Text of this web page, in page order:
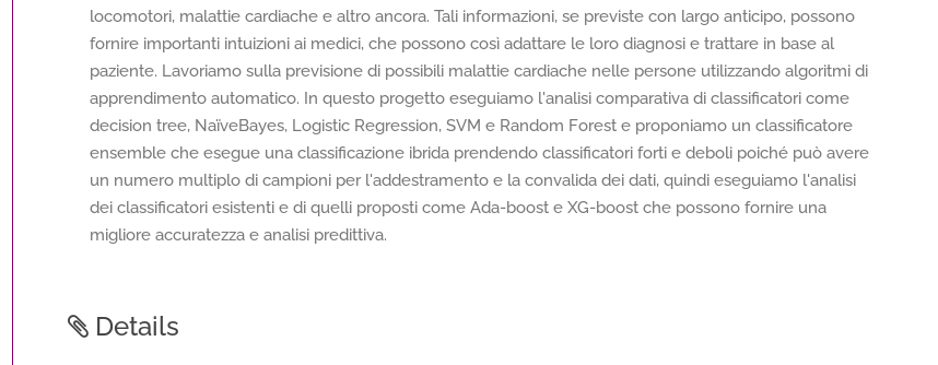
locomotori, malattie cardiache e altro ancora. Tali informazioni, se previste con largo anticipo, possono
fornire importanti intuizioni ai medici, che possono così adattare le loro diagnosi e trattare in base al
paziente. Lavoriamo sulla previsione di possibili malattie cardiache nelle persone utilizzando algoritmi di
apprendimento automatico. In questo progetto eseguiamo l'analisi comparativa di classificatori come
decision tree, NaïveBayes, Logistic Regression, SVM e Random Forest e proponiamo un classificatore
ensemble che esegue una classificazione ibrida prendendo classificatori forti e deboli poiché può avere
un numero multiplo di campioni per l'addestramento e la convalida dei dati, quindi eseguiamo l'analisi
dei classificatori esistenti e di quelli proposti come Ada-boost e XG-boost che possono fornire una
migliore accuratezza e analisi predittiva.
Details